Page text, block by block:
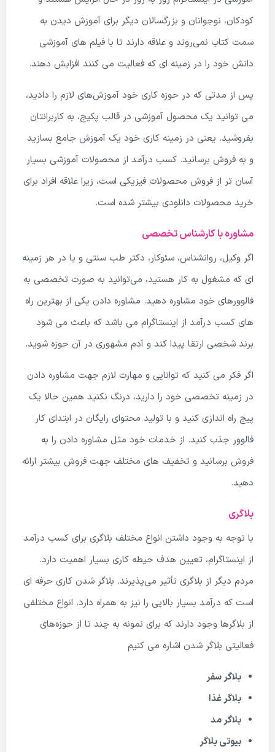
کودکان، نوجوانان و بزرگسالان دیگر برای آموزش دیدن به
سمت کتاب نمی‌روند و علاقه دارند تا با فیلم های آموزشی
دانش خود را در زمینه ای که فعالیت می کنند افزایش دهند.
پس از مدتی که در حوزه کاری خود آموزش‌های لازم را دادید،
می توانید یک محصول آموزشی در قالب پکیج، به کاربرانتان
بفروشید. یعنی در زمینه کاری خود یک آموزش جامع بسازید
و به فروش برسانید. کسب درآمد از محصولات آموزشی بسیار
آسان تر از فروش محصولات فیزیکی است، زیرا علاقه افراد برای
خرید محصولات دانلودی بیشتر شده است.
مشاوره با کارشناس تخصصی
اگر وکیل، روانشناس، سئوکار، دکتر طب سنتی و یا در هر زمینه
ای که مشغول به کار هستید، می‌توانید به صورت تخصصی به
فالوورهای خود مشاوره دهید. مشاوره دادن یکی از بهترین راه
های کسب درآمد از اینستاگرام می باشد که باعث می شود
برند شخصی ارتقا پیدا کند و آدم مشهوری در آن حوزه شوید.
اگر فکر می کنید که توانایی و مهارت لازم جهت مشاوره دادن
در زمینه تخصصی خود را دارید، درنگ نکنید همین حالا یک
پیج راه اندازی کنید و با تولید محتوای رایگان در ابتدای کار
فالوور جذب کنید. از خدمات خود مثل مشاوره دادن را به
فروش برسانید و تخفیف های مختلف جهت فروش بیشتر ارائه
دهید.
بلاگری
با توجه به وجود داشتن انواع مختلف بلاگری برای کسب درآمد
از اینستاگرام، تعیین هدف حیطه کاری بسیار اهمیت دارد.
مردم دیگر از بلاگری تأثیر می‌پذیرند. بلاگر شدن کاری حرفه ای
است که درآمد بسیار بالایی را نیز به همراه دارد. انواع مختلفی
از بلاگرها وجود دارند که برای نمونه به چند تا از حوزه‌های
فعالیتی بلاگر شدن اشاره می کنیم
بلاگر سفر
بلاگر غذا
بلاگر مد
بیوتی بلاگر